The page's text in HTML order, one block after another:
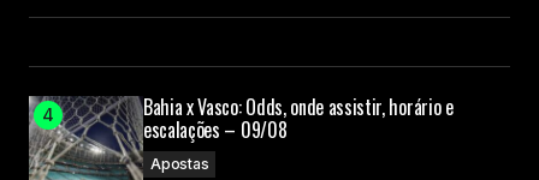
Bahia x Vasco: Odds, onde assistir, horário e
escalações – 09/08
Apostas